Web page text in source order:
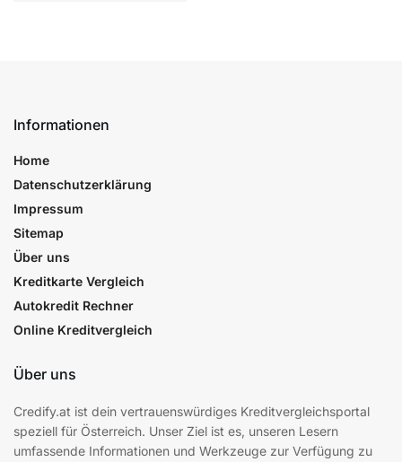
Informationen
Home
Datenschutzerklärung
Impressum
Sitemap
Über uns
Kreditkarte Vergleich
Autokredit Rechner
Online Kreditvergleich
Über uns
Credify.at ist dein vertrauenswürdiges Kreditvergleichsportal
speziell für Österreich. Unser Ziel ist es, unseren Lesern
umfassende Informationen und Werkzeuge zur Verfügung zu